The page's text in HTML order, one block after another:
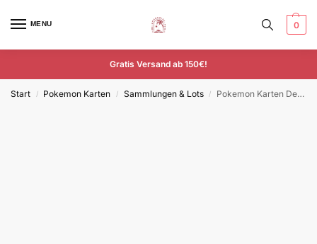
MENU 0
Gratis Versand ab 150€!
Start / Pokemon Karten / Sammlungen & Lots / Pokemon Karten Deutsch 50 mit Amazing Rare seltenen Glitzer Holo Karten Original